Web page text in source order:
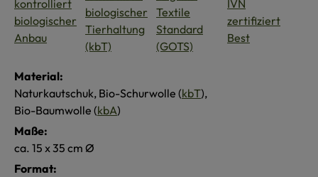
Material:
Naturkautschuk, Bio-Schurwolle (kbT),
Bio-Baumwolle (kbA)
Maße:
ca. 15 x 35 cm Ø
Format: